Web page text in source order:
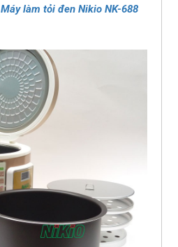
Máy làm tỏi đen Nikio NK-688